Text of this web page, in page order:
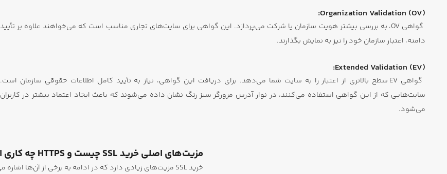
Organization Validation (OV):
گواهی OV، به بررسی بیشتر هویت سازمان یا شرکت می‌پردازد. این گواهی برای سایت‌های تجاری مناسب است که می‌خواهند علاوه بر تأیید
دامنه، اعتبار سازمان خود را نیز به نمایش بگذارند.
Extended Validation (EV):
گواهی EV سطح بالاتری از اعتبار را به سایت شما می‌دهد. برای دریافت این گواهی، نیاز به تأیید کامل اطلاعات حقوقی سازمان است.
سایت‌هایی که از این گواهی استفاده می‌کنند، در نوار آدرس مرورگر سبز رنگ نشان داده می‌شوند که باعث ایجاد اعتماد بیشتر در کاربران
می‌شود.
مزیت‌های اصلی خرید SSL چیست و HTTPS چه کاری انجام می‌دهد؟
خرید SSL مزیت‌های زیادی دارد که در ادامه به برخی از آن‌ها اشاره می‌کنیم: